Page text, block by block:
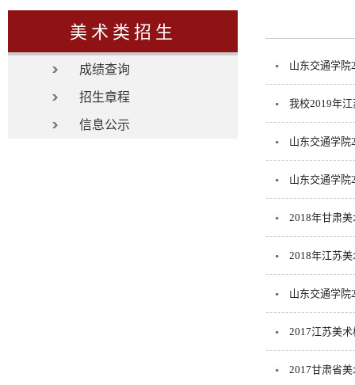
美术类招生
成绩查询
招生章程
信息公示
山东交通学院
我校2019年
山东交通学院
山东交通学院
2018年甘肃
2018年江苏
山东交通学院
2017江苏美
2017甘肃省